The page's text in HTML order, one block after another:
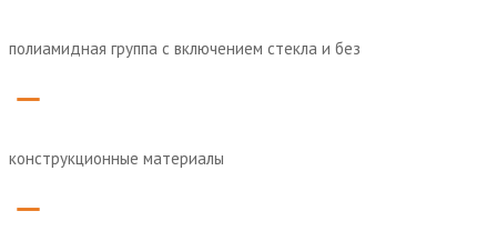
полиамидная группа с включением стекла и без
remove
конструкционные материалы
remove